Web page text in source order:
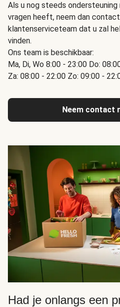
Als u nog steeds
vragen heeft, neem dan
klantenserviceteam dat u zal
vinden.
Ons team is beschikbaar:
Ma, Di, Wo 8:00 - 23:00 Do:
Za: 08:00 - 22:00 Zo: 09:00 -
Neem contact
Had je onlangs een